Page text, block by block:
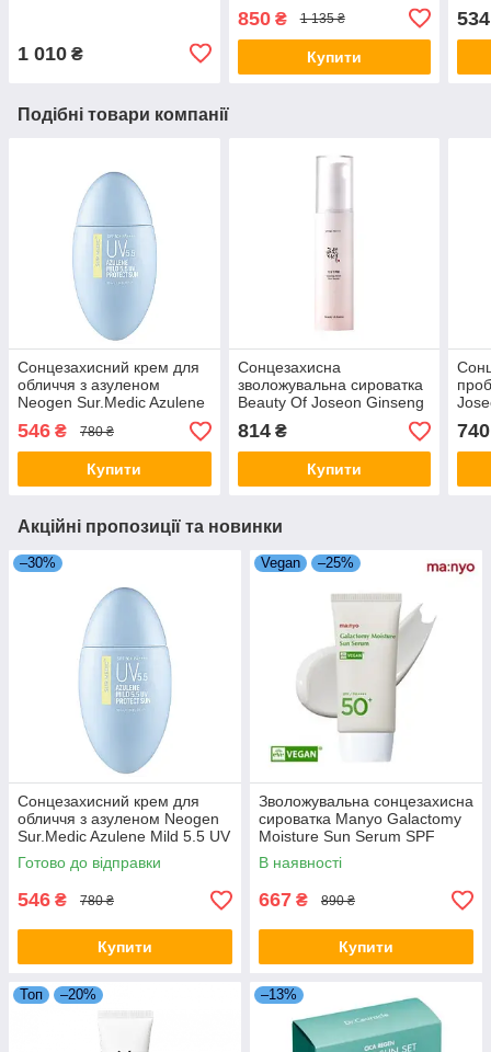
1 010 ₴
850₴ 1 135 ₴
Купити
534
Подібні товари компанії
Сонцезахисний крем для
обличчя з азуленом
Neogen Sur.Medic Azulene
Mild 5.5 UV Protect Sun
Cream SPF50+ PA++++
546 ₴ 780 ₴
Купити
Сонцезахисна
зволожувальна сироватка
Beauty Of Joseon Ginseng
Moist Sun Serum SPF 50+
PA++++ 50 мл
814₴
Купити
50
740
Акційні пропозиції та новинки
–30%
Сонцезахисний крем для
обличчя з азуленом Neogen
Sur.Medic Azulene Mild 5.5 UV
Protect Sun Cream SPF50+
PA++++
Готово до відправки
546 ₴ 780 ₴
Купити
Vegan –25%
Зволожувальна сонцезахисна
сироватка Manyo Galactomy
Moisture Sun Serum SPF
50+/PA++++ 50 мл
В наявності
667 ₴ 890 ₴
Купити
Топ –20% –13%